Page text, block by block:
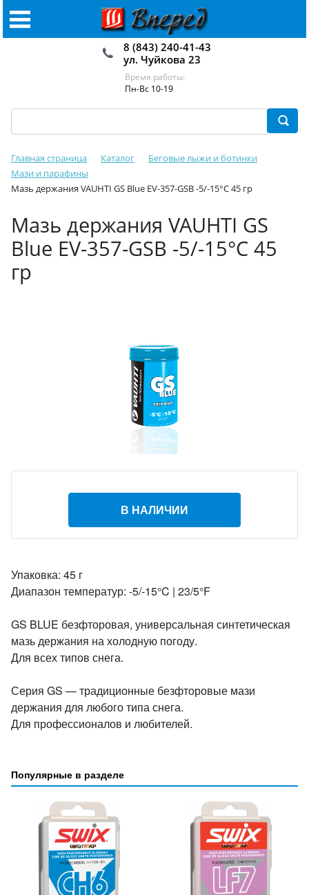
8 (843) 240-41-43
ул. Чуйкова 23
Время работы:
Пн-Вс 10-19
Главная страница Каталог
Беговые лыжи и ботинки
Мази и парафины
Мазь держания VAUHTI GS Blue EV-357-GSB -5/-15°C 45 гр
Мазь держания VAUHTI GS
Blue EV-357-GSB -5/-15°C 45
гр
В НАЛИЧИИ
Упаковка: 45 г
Диапазон температур: -5/-15°C | 23/5°F
GS BLUE безфторовая, универсальная синтетическая
мазь держания на холодную погоду.
Для всех типов снега.
Серия GS — традиционные безфторовые мази
держания для любого типа снега.
Для профессионалов и любителей.
Популярные в разделе